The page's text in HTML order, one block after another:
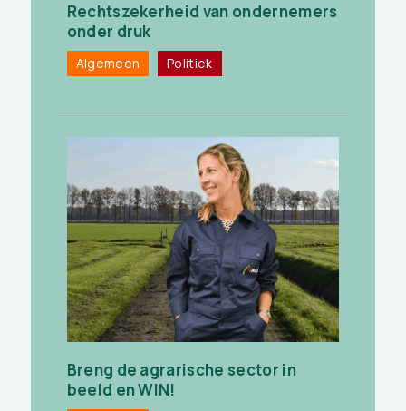
Rechtszekerheid van ondernemers
onder druk
Algemeen Politiek
Breng de agrarische sector in
beeld en WIN!